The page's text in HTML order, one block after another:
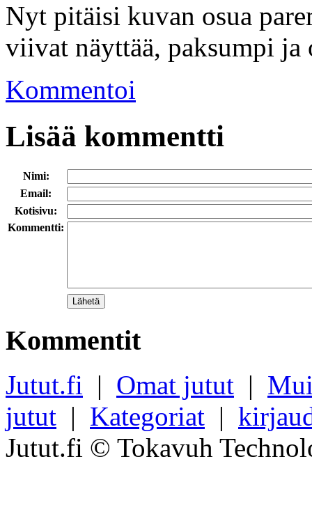
Nyt pitäisi kuvan osua
viivat näyttää, paksumpi ja
Kommentoi
Lisää kommentti
Nimi:
Email:
Kotisivu:
Kommentti:
Kommentit
Jutut.fi | Omat jutut |
jutut | Kategoriat |
Jutut.fi © Tokavuh